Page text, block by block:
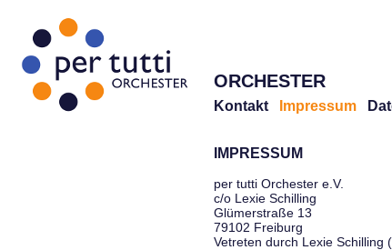
ORCHESTER
Kontakt Impressum
IMPRESSUM
per tutti Orchester e.V.
c/o Lexie Schilling
Glümerstraße 13
79102 Freiburg
Vetreten durch Lexie Schilling